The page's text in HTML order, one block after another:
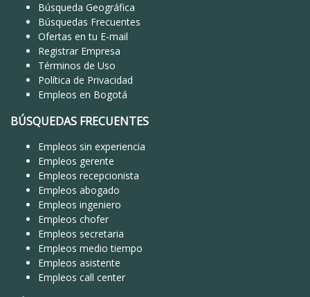
Búsqueda Geográfica
Búsquedas Frecuentes
Ofertas en tu E-mail
Registrar Empresa
Términos de Uso
Política de Privacidad
Empleos en Bogotá
BÚSQUEDAS FRECUENTES
Empleos sin experiencia
Empleos gerente
Empleos recepcionista
Empleos abogado
Empleos ingeniero
Empleos chofer
Empleos secretaria
Empleos medio tiempo
Empleos asistente
Empleos call center